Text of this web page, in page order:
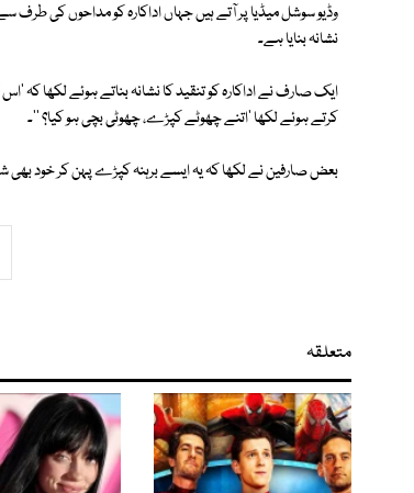
وڈیو سوشل میڈیا پر آتے ہیں جہاں اداکارہ کو مداحوں کی طرف
نشانہ بنایا ہے۔
ایک صارف نے اداکارہ کو تنقید کا نشانہ بناتے ہوئے لکھا
کرتے ہوئے لکھا 'اتنے چھوٹے کپڑے، چھوٹی بچی ہو کیا؟ ''۔
بعض صارفین نے لکھا کہ یہ ایسے برہنہ کپڑے پہن کر خود بھی
متعلقہ